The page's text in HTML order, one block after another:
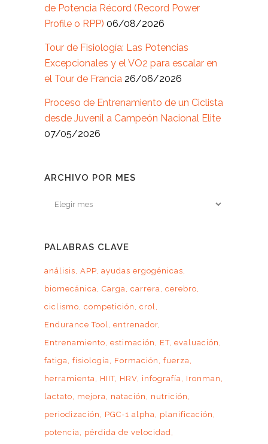
de Potencia Récord (Record Power
Profile o RPP) 06/08/2026
Tour de Fisiología: Las Potencias
Excepcionales y el VO2 para escalar en
el Tour de Francia 26/06/2026
Proceso de Entrenamiento de un Ciclista
desde Juvenil a Campeón Nacional Elite
07/05/2026
ARCHIVO POR MES
Archivo
PALABRAS CLAVE
análisis APP ayudas ergogénicas
biomecánica Carga carrera cerebro
ciclismo competición
crol
Endurance Tool entrenador
Entrenamiento estimación ET evaluación
fatiga fisiología Formación
fuerza
herramienta
HIIT HRV infografía
Ironman
lactato
mejora natación
nutrición
periodización
PGC-1 alpha
planificación
potencia
pérdida de velocidad